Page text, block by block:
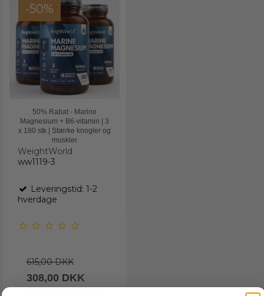
-50%
50% Rabat - Marine
Magnesium + B6-vitamin | 3
x 180 stk | Stærke knogler og
muskler
WeightWorld
ww1119-3
Leveringstid: 1-2
hverdage
615,00 DKK
308,00 DKK